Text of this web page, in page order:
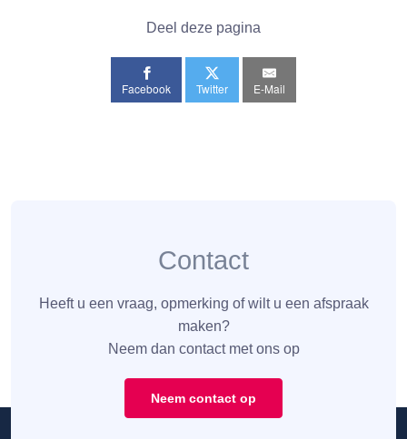
Deel deze pagina
Facebook Twitter E-Mail
Contact
Heeft u een vraag, opmerking of wilt u een afspraak
maken?
Neem dan contact met ons op
Neem contact op